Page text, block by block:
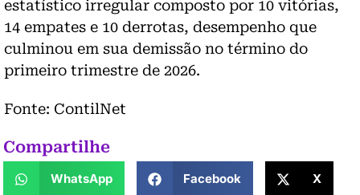
estatístico irregular composto por 10 vitórias,
14 empates e 10 derrotas, desempenho que
culminou em sua demissão no término do
primeiro trimestre de 2026.
Fonte: ContilNet
Compartilhe
WhatsApp Facebook X